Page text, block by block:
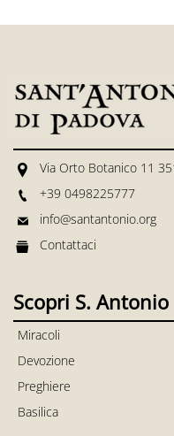
Via Orto Botanico 11
+39 0498225777
info@santantonio.org
Contattaci
Scopri S. Antonio
Miracoli
Devozione
Preghiere
Basilica